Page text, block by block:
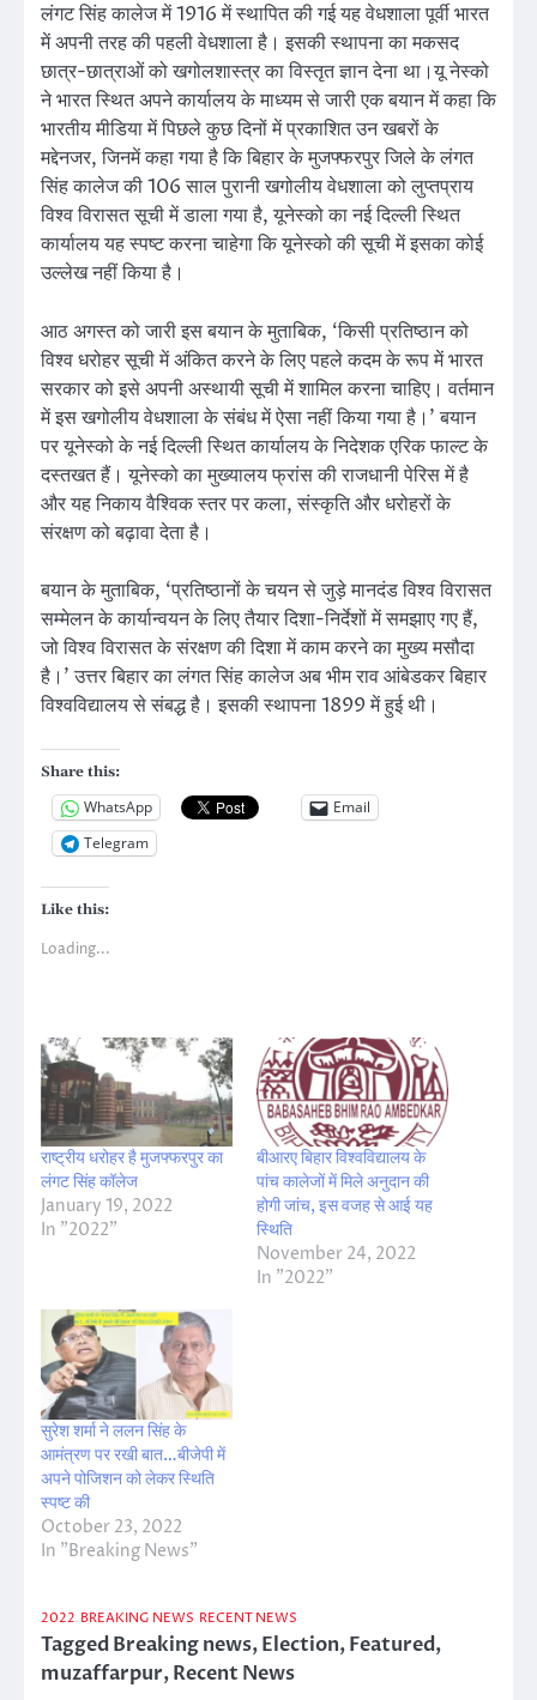
लंगट सिंह कालेज में 1916 में स्थापित की गई यह वेधशाला पूर्वी भारत
में अपनी तरह की पहली वेधशाला है। इसकी स्थापना का मकसद
छात्र-छात्राओं को खगोलशास्त्र का विस्तृत ज्ञान देना था।यू नेस्को
ने भारत स्थित अपने कार्यालय के माध्यम से जारी एक बयान में कहा कि
भारतीय मीडिया में पिछले कुछ दिनों में प्रकाशित उन खबरों के
मद्देनजर, जिनमें कहा गया है कि बिहार के मुजफ्फरपुर जिले के लंगत
सिंह कालेज की 106 साल पुरानी खगोलीय वेधशाला को लुप्तप्राय
विश्व विरासत सूची में डाला गया है, यूनेस्को का नई दिल्ली स्थित
कार्यालय यह स्पष्ट करना चाहेगा कि यूनेस्को की सूची में इसका कोई
उल्लेख नहीं किया है।
आठ अगस्त को जारी इस बयान के मुताबिक, ‘किसी प्रतिष्ठान को
विश्व धरोहर सूची में अंकित करने के लिए पहले कदम के रूप में भारत
सरकार को इसे अपनी अस्थायी सूची में शामिल करना चाहिए। वर्तमान
में इस खगोलीय वेधशाला के संबंध में ऐसा नहीं किया गया है।’ बयान
पर यूनेस्को के नई दिल्ली स्थित कार्यालय के निदेशक एरिक फाल्ट के
दस्तखत हैं। यूनेस्को का मुख्यालय फ्रांस की राजधानी पेरिस में है
और यह निकाय वैश्विक स्तर पर कला, संस्कृति और धरोहरों के
संरक्षण को बढ़ावा देता है।
बयान के मुताबिक, ‘प्रतिष्ठानों के चयन से जुड़े मानदंड विश्व विरासत
सम्मेलन के कार्यान्वयन के लिए तैयार दिशा-निर्देशों में समझाए गए हैं,
जो विश्व विरासत के संरक्षण की दिशा में काम करने का मुख्य मसौदा
है।’ उत्तर बिहार का लंगत सिंह कालेज अब भीम राव आंबेडकर बिहार
विश्वविद्यालय से संबद्ध है। इसकी स्थापना 1899 में हुई थी।
Share this:
WhatsApp
Email
Telegram
Like this:
Loading...
राष्ट्रीय धरोहर है मुजफ्फरपुर का
लंगट सिंह कॉलेज
January 19, 2022
In "2022"
बीआरए बिहार विश्वविद्यालय के
पांच कालेजों में मिले अनुदान की
होगी जांच, इस वजह से आई यह
स्थिति
November 24, 2022
In "2022"
सुरेश शर्मा ने ललन सिंह के
आमंत्रण पर रखी बात…बीजेपी में
अपने पोजिशन को लेकर स्थिति
स्पष्ट की
October 23, 2022
In "Breaking News"
2022 BREAKING NEWS RECENT NEWS
TaggedBreaking news,Election,Featured,
muzaffarpur,Recent News